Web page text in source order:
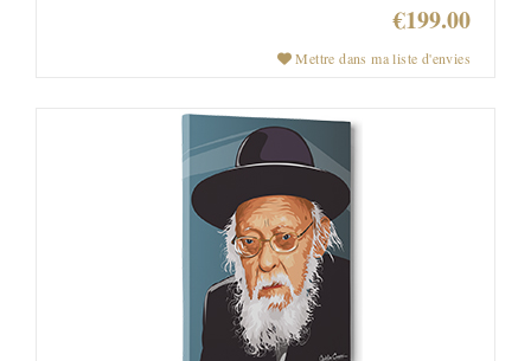
€199.00
Mettre dans ma liste d'envies